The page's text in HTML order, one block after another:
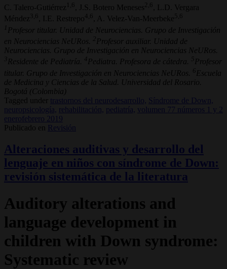
C. Talero-Gutiérrez 1,6 , J.S. Botero Meneses 2,6
, L.D. Vergara
Méndez 3,6 , I.E. Restrepo4,6 , A. Velez-Van-Meerbeke5,6
1 Profesor titular. Unidad de Neurociencias. Grupo de Investigación
en Neurociencias NeURos.
2 Profesor auxiliar. Unidad de
Neurociencias. Grupo de Investigación en Neurociencias NeURos.
3 Residente de Pediatría. 4 Pediatra. Profesora de cátedra. 5 Profesor
titular. Grupo de Investigación en Neurociencias NeURos. 6 Escuela
de Medicina y Ciencias de la Salud. Universidad del Rosario.
Bogotá (Colombia)
Tagged under
trastornos del neurodesarrollo,
Síndrome de Down,
neuropsicología,
rehabilitación, pediatría, volumen 77 números 1 y 2
enerofebrero 2019
Publicado en
Revisión
Alteraciones auditivas y desarrollo del
lenguaje en niños con síndrome de Down:
revisión sistemática de la literatura
Auditory alterations and
language development in
children with Down syndrome:
Systematic review